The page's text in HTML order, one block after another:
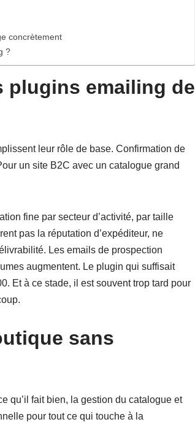
concrètement
?
plugins emailing de
leur rôle de base. Confirmation de
un site B2C avec un catalogue grand
fine par secteur d’activité, par taille
pas la réputation d’expéditeur, ne
Les emails de prospection
augmentent. Le plugin qui suffisait
Et à ce stade, il est souvent trop tard pour
sans
qu’il fait bien, la gestion du catalogue et
pour tout ce qui touche à la